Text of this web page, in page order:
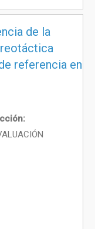
de la
referencia en